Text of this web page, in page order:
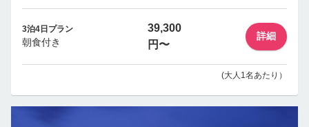
3泊4日プラン
朝食付き
39,300
円〜
詳細
(大人1名あたり）